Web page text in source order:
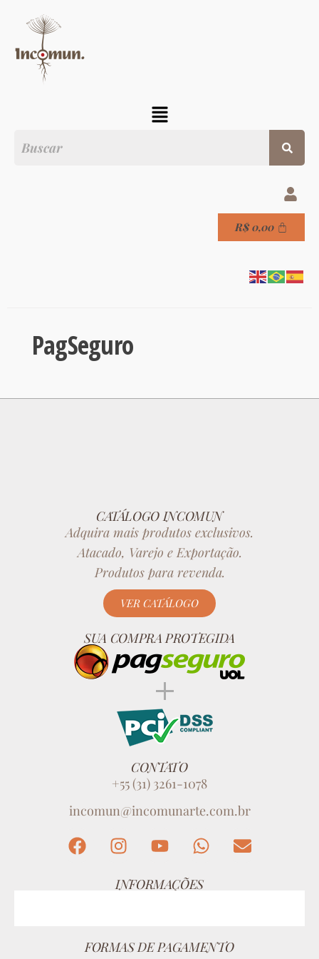
R$0,00
PagSeguro
CATÁLOGO INCOMUN
Adquira mais produtos exclusivos.
Atacado, Varejo e Exportação.
Produtos para revenda.
VER CATÁLOGO
SUA COMPRA PROTEGIDA
CONTATO
+55 (31) 3261-1078
incomun@incomunarte.com.br
INFORMAÇÕES
FORMAS DE PAGAMENTO